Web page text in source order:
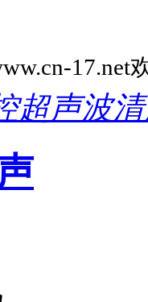
17.net
超声波